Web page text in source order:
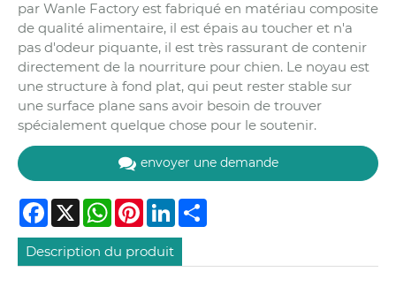
par Wanle Factory est fabriqué en matériau composite
de qualité alimentaire, il est épais au toucher et n'a
pas d'odeur piquante, il est très rassurant de contenir
directement de la nourriture pour chien. Le noyau est
une structure à fond plat, qui peut rester stable sur
une surface plane sans avoir besoin de trouver
spécialement quelque chose pour le soutenir.
envoyer une demande
Facebook
X WhatsApp
PinterestLinkedIn
Description du produit